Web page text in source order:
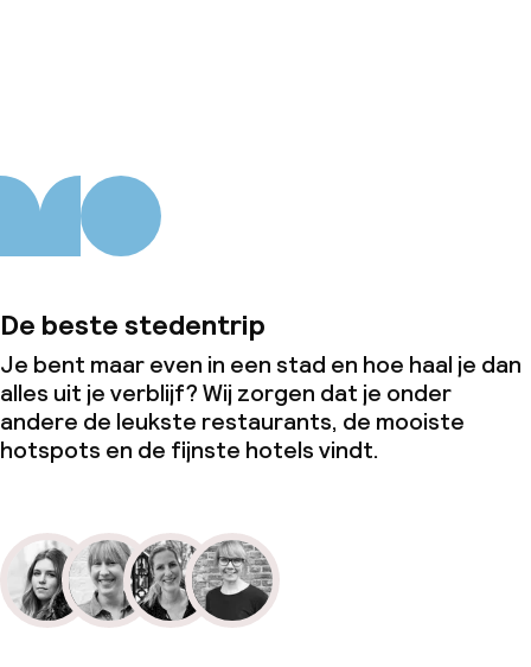
De beste stedentrip
Je bent maar even in een stad en hoe haal je dan
alles uit je verblijf? Wij zorgen dat je onder
andere de leukste restaurants, de mooiste
hotspots en de fijnste hotels vindt.